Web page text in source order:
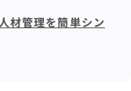
材管理を簡単シン